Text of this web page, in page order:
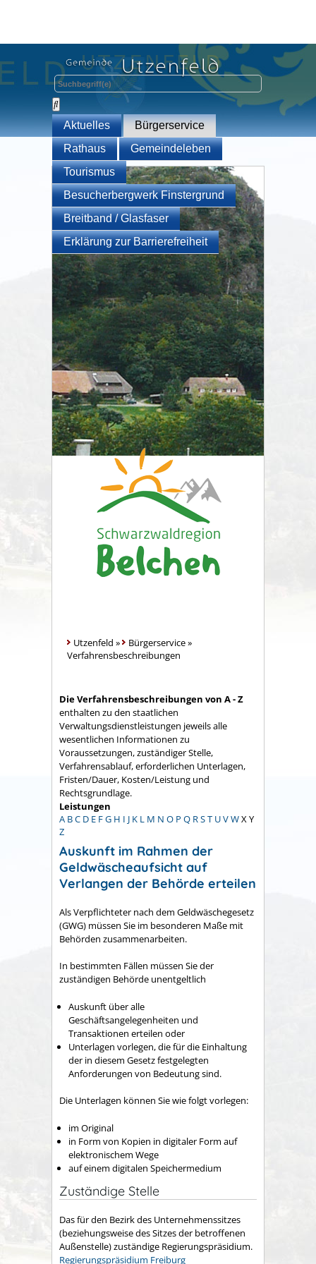
Aktuelles
Bürgerservice
Rathaus
Gemeindeleben
Tourismus
Besucherbergwerk Finstergrund
Breitband / Glasfaser
Erklärung zur Barrierefreiheit
Utzenfeld » Bürgerservice»
Verfahrensbeschreibungen
Die Verfahrensbeschreibungen von A - Z
enthalten zu den staatlichen
Verwaltungsdienstleistungen jeweils alle
wesentlichen Informationen zu
Voraussetzungen, zuständiger Stelle,
Verfahrensablauf, erforderlichen Unterlagen,
Fristen/Dauer, Kosten/Leistung und
Rechtsgrundlage.
Leistungen
A BC D E FG H I J K L M N O P Q RST UVWX Y
Z
Auskunft im Rahmen der
Geldwäscheaufsicht auf
Verlangen der Behörde erteilen
Als Verpflichteter nach dem Geldwäschegesetz
(GWG) müssen Sie im besonderen Maße mit
Behörden zusammenarbeiten.
In bestimmten Fällen müssen Sie der
zuständigen Behörde unentgeltlich
Auskunft über alle
Geschäftsangelegenheiten und
Transaktionen erteilen oder
Unterlagen vorlegen, die für die Einhaltung
der in diesem Gesetz festgelegten
Anforderungen von Bedeutung sind.
Die Unterlagen können Sie wie folgt vorlegen:
im Original
in Form von Kopien in digitaler Form auf
elektronischem Wege
auf einem digitalen Speichermedium
Zuständige Stelle
Das für den Bezirk des Unternehmenssitzes
(beziehungsweise des Sitzes der betroffenen
Außenstelle) zuständige Regierungspräsidium.
Regierungspräsidium Freiburg